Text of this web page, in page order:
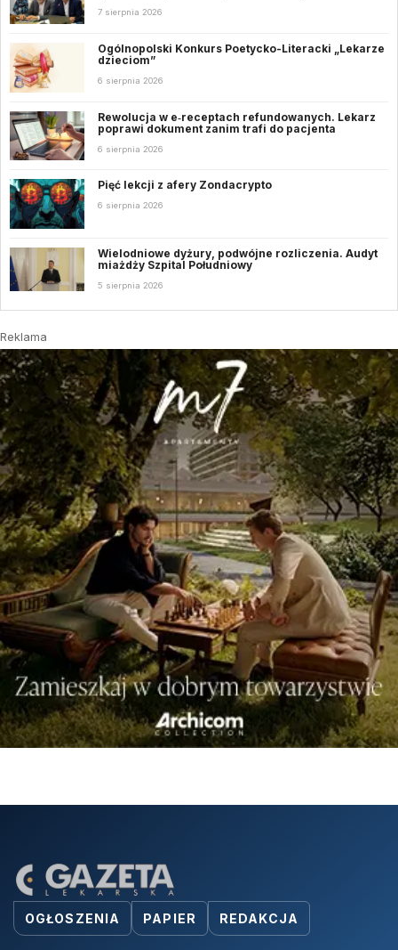
7 sierpnia 2026
Ogólnopolski Konkurs Poetycko-Literacki „Lekarze
dzieciom”
6 sierpnia 2026
Rewolucja w e‑receptach refundowanych. Lekarz
poprawi dokument zanim trafi do pacjenta
6 sierpnia 2026
Pięć lekcji z afery Zondacrypto
6 sierpnia 2026
Wielodniowe dyżury, podwójne rozliczenia. Audyt
miażdży Szpital Południowy
5 sierpnia 2026
Reklama
OGŁOSZENIA PAPIER REDAKCJA